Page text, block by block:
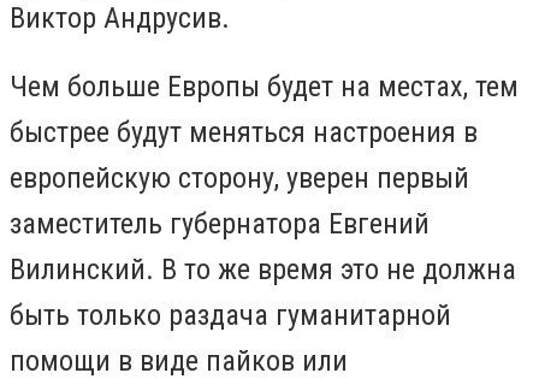
Виктор Андрусив.
Чем больше Европы будет на местах, тем
быстрее будут меняться настроения в
европейскую сторону, уверен первый
заместитель губернатора Евгений
Вилинский. В то же время это не должна
быть только раздача гуманитарной
помощи в виде пайков или